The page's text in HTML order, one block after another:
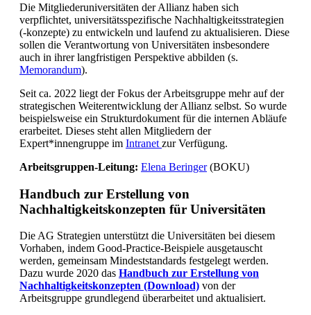
Die Mitgliederuniversitäten der Allianz haben sich
verpflichtet, universitätsspezifische Nachhaltigkeitsstrategien
(-konzepte) zu entwickeln und laufend zu aktualisieren. Diese
sollen die Verantwortung von Universitäten insbesondere
auch in ihrer langfristigen Perspektive abbilden (s.
Memorandum).
Seit ca. 2022 liegt der Fokus der Arbeitsgruppe mehr auf der
strategischen Weiterentwicklung der Allianz selbst. So wurde
beispielsweise ein Strukturdokument für die internen Abläufe
erarbeitet. Dieses steht allen Mitgliedern der
Expert*innengruppe im Intranet zur Verfügung.
Arbeitsgruppen-Leitung: Elena Beringer(BOKU)
Handbuch zur Erstellung von
Nachhaltigkeitskonzepten für Universitäten
Die AG Strategien unterstützt die Universitäten bei diesem
Vorhaben, indem Good-Practice-Beispiele ausgetauscht
werden, gemeinsam Mindeststandards festgelegt werden.
Dazu wurde 2020 das Handbuch zur Erstellung von
Nachhaltigkeitskonzepten (Download) von der
Arbeitsgruppe grundlegend überarbeitet und aktualisiert.